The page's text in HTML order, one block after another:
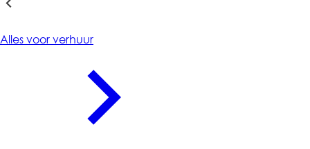
Alles voor verhuur